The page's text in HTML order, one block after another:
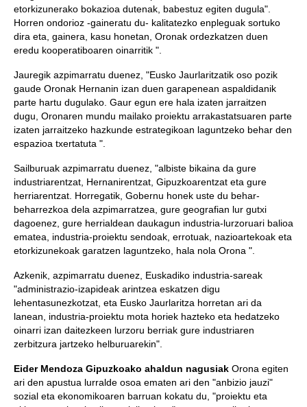
etorkizunerako bokazioa dutenak, babestuz egiten dugula".
Horren ondorioz -gaineratu du- kalitatezko enpleguak sortuko
dira eta, gainera, kasu honetan, Oronak ordezkatzen duen
eredu kooperatiboaren oinarritik ".
Jauregik azpimarratu duenez, "Eusko Jaurlaritzatik oso pozik
gaude Oronak Hernanin izan duen garapenean aspaldidanik
parte hartu dugulako. Gaur egun ere hala izaten jarraitzen
dugu, Oronaren mundu mailako proiektu arrakastatsuaren parte
izaten jarraitzeko hazkunde estrategikoan laguntzeko behar den
espazioa txertatuta ".
Sailburuak azpimarratu duenez, "albiste bikaina da gure
industriarentzat, Hernanirentzat, Gipuzkoarentzat eta gure
herriarentzat. Horregatik, Gobernu honek uste du behar-
beharrezkoa dela azpimarratzea, gure geografian lur gutxi
dagoenez, gure herrialdean daukagun industria-lurzoruari balioa
ematea, industria-proiektu sendoak, errotuak, nazioartekoak eta
etorkizunekoak garatzen laguntzeko, hala nola Orona ".
Azkenik, azpimarratu duenez, Euskadiko industria-sareak
"administrazio-izapideak arintzea eskatzen digu
lehentasunezkotzat, eta Eusko Jaurlaritza horretan ari da
lanean, industria-proiektu mota horiek hazteko eta hedatzeko
oinarri izan daitezkeen lurzoru berriak gure industriaren
zerbitzura jartzeko helburuarekin".
Eider Mendoza Gipuzkoako ahaldun nagusiak Orona egiten
ari den apustua lurralde osoa ematen ari den "anbizio jauzi"
sozial eta ekonomikoaren barruan kokatu du, "proiektu eta